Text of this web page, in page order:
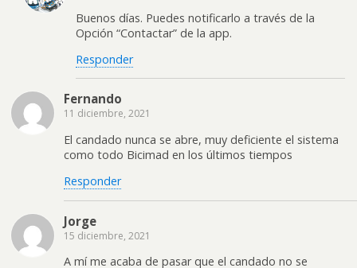
Buenos días. Puedes notificarlo a través de la
Opción “Contactar” de la app.
Responder
Fernando
11 diciembre, 2021
El candado nunca se abre, muy deficiente el sistema
como todo Bicimad en los últimos tiempos
Responder
Jorge
15 diciembre, 2021
A mí me acaba de pasar que el candado no se